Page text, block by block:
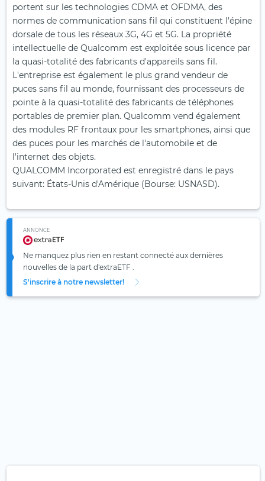
portent sur les technologies CDMA et OFDMA, des
normes de communication sans fil qui constituent l'épine
dorsale de tous les réseaux 3G, 4G et 5G. La propriété
intellectuelle de Qualcomm est exploitée sous licence par
la quasi-totalité des fabricants d'appareils sans fil.
L'entreprise est également le plus grand vendeur de
puces sans fil au monde, fournissant des processeurs de
pointe à la quasi-totalité des fabricants de téléphones
portables de premier plan. Qualcomm vend également
des modules RF frontaux pour les smartphones, ainsi que
des puces pour les marchés de l'automobile et de
l'internet des objets.
QUALCOMM Incorporated est enregistré dans le pays
suivant: États-Unis d'Amérique (Bourse: USNASD).
ANNONCE
Ne manquez plus rien en restant connecté aux dernières
nouvelles de la part d'extraETF .
S'inscrire à notre newsletter!